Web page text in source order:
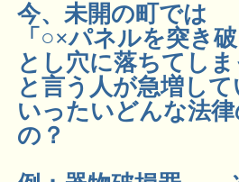
今、未開の町では
「○×パネルを突き
とし穴に落ちてし
と言う人が急増し
いったいどんな法
の？